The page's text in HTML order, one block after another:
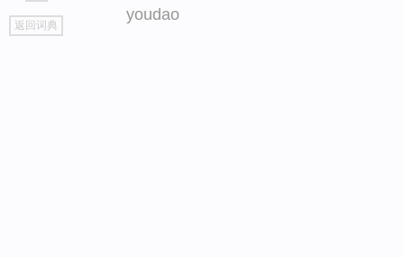
go
top
返回词典
youdao